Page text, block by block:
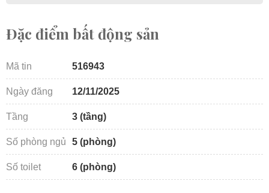
Đặc điểm bất động sản
Mã tin 516943
Ngày đăng 12/11/2025
Tầng 3 (tầng)
Số phòng ngủ 5 (phòng)
Số toilet 6 (phòng)